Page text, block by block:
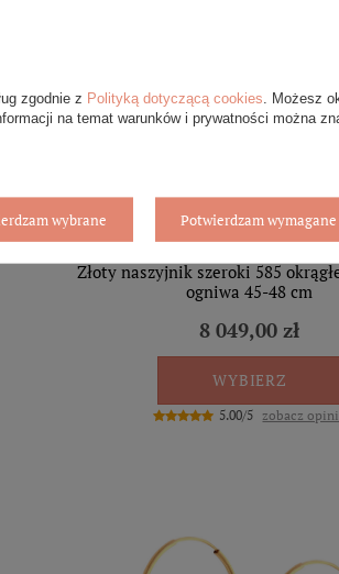
Złoty naszyjnik szeroki 585
ogniwa 45-48 cm
8 049,00 zł
WYBIERZ
5.00/5 zobacz
zgodnie z Polityką dotyczącą cookies . Możesz
na temat warunków i prywatności można
wybrane Potwierdzam wymagane